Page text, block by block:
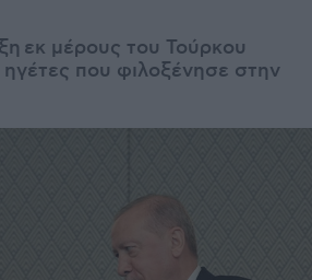
εκ μέρους του Τούρκου
που φιλοξένησε στην